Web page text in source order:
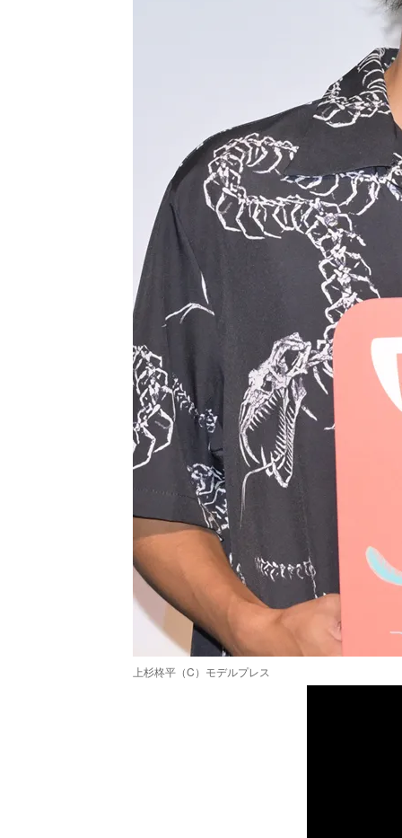
上杉柊平（C）モデルプレス